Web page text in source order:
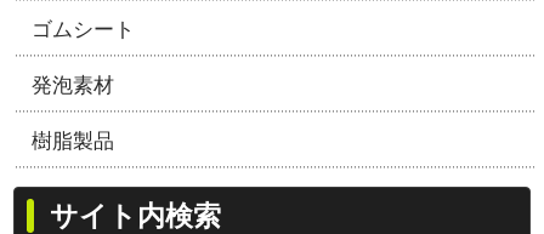
ゴムシート
発泡素材
樹脂製品
サイト内検索